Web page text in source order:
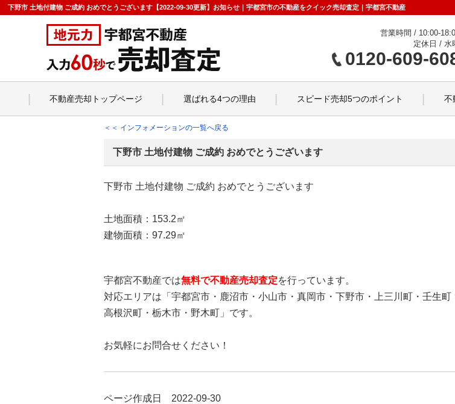
下野市 土地付建物 ご成約 おめでとうございます【2022-09-30更新】お知らせ｜宇都宮市の不動産をクイック売却査定｜宇都宮不動産
営業時間 / 10:00-
定休日 / 水
0120-609-
不動産売却トップページ 選ばれる4つの理由 スピード売却5つのポイント 不
＜＜ インフォメーションの一覧へ戻る
下野市 土地付建物 ご成約 おめでとうございます
下野市 土地付建物 ご成約 おめでとうございます
土地面積：153.2㎡
建物面積：97.29㎡
宇都宮不動産では無料で不動産売却査定を行っています。
対応エリアは「宇都宮市・鹿沼市・小山市・真岡市・下野市・上三川町・壬生町
高根沢町・栃木市・野木町」です。
お気軽にお問合せください！
ページ作成日 2022-09-30